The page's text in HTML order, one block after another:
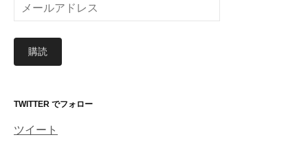
ー
ル
ド
ス
購読
TWITTER でフォロー
ツイート